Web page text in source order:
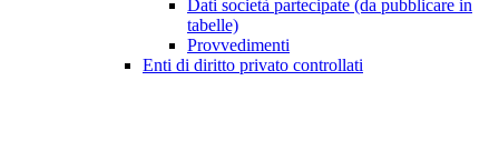
Dati società partecipate (da pubblicare in
tabelle)
Provvedimenti
Enti di diritto privato controllati